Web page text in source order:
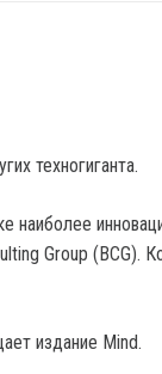
техногиганта.
наиболее
Group (BCG).
издание Mind.